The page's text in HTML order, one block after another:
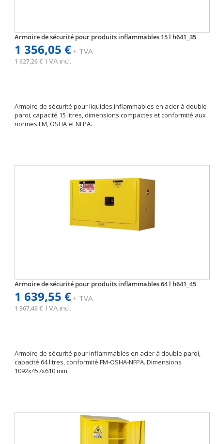
Armoire de sécurité pour produits inflammables 15 l h641_35
1 356,05 €+ TVA
1 627,26 € TVA incl.
Armoire de sécurité pour liquides inflammables en acier à double
paroi, capacité 15 litres, dimensions compactes et conformité aux
normes FM, OSHA et NFPA.
Armoire de sécurité pour produits inflammables 64 l h641_45
1 639,55 €+ TVA
1 967,46 € TVA incl.
Armoire de sécurité pour inflammables en acier à double paroi,
capacité 64 litres, conformité FM-OSHA-NFPA. Dimensions
1092x457x610 mm.